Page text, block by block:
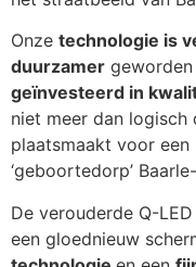
Onze technologie is
duurzamer
geïnvesteerd in
niet meer dan logisch
plaatsmaakt voor
‘geboortedorp’
De verouderde Q-
een gloednieuw